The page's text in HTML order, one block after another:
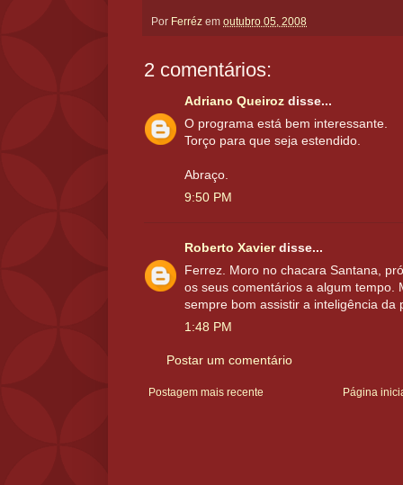
Por Ferréz em outubro 05, 2008
2 comentários:
Adriano Queiroz disse...
O programa está bem interessante.
Torço para que seja estendido.
Abraço.
9:50 PM
Roberto Xavierdisse...
Ferrez. Moro no chacara Santana,
os seus comentários a algum tempo.
sempre bom assistir a inteligência da
1:48 PM
Postar um comentário
Postagem mais recente Página